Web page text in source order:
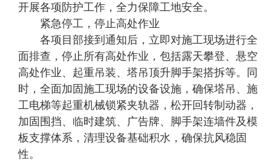
开展各项防护工作，全力保障工地安全。
紧急停工，停止高处作业
各项目部接到通知后，立即对施工现场进行全
面排查，停止所有高处作业，包括露天攀登、悬空
高处作业、起重吊装、塔吊顶升脚手架搭拆等。同
时，全面加固施工现场的设备设施，确保塔吊、施
工电梯等起重机械锁紧夹轨器，松开回转制动器，
加固围挡、临时建筑、广告牌、脚手架连墙件及模
板支撑体系，清理设备基础积水，确保抗风稳固
性。